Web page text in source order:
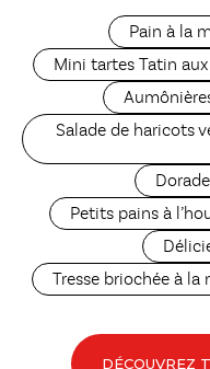
Pain à la
Mini tartes Tatin
Salade de haricots
Petits pains à
Tresse briochée à
DÉCOUVREZ